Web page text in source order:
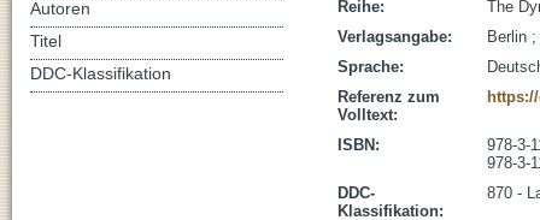
Reihe:
The
Verlagsangabe:
Berlin
Sprache:
Referenz zum
Volltext:
ISBN:
978-3-
978-3-
DDC-
Klassifikation:
870 -
Autoren
Titel
DDC-Klassifikation